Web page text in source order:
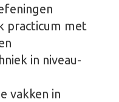
practicum met
in niveau-
vakken in